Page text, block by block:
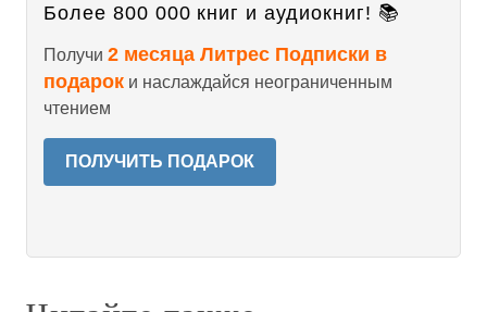
Более 800 000 книг и аудиокниг! 📚
Получи 2 месяца Литрес Подписки в
подарок и наслаждайся неограниченным
чтением
ПОЛУЧИТЬ ПОДАРОК